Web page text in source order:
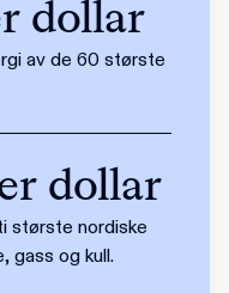
dollar
av de 60 største
dollar
største nordiske
gass og kull.